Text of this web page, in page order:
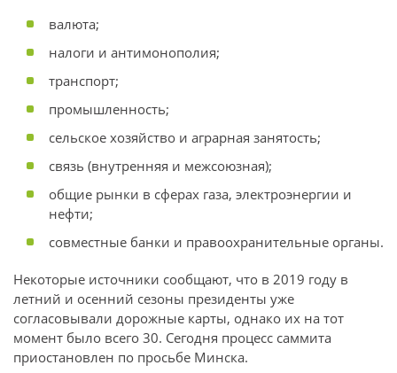
валюта;
налоги и антимонополия;
транспорт;
промышленность;
сельское хозяйство и аграрная занятость;
связь (внутренняя и межсоюзная);
общие рынки в сферах газа, электроэнергии и
нефти;
совместные банки и правоохранительные органы.
Некоторые источники сообщают, что в 2019 году в
летний и осенний сезоны президенты уже
согласовывали дорожные карты, однако их на тот
момент было всего 30. Сегодня процесс саммита
приостановлен по просьбе Минска.